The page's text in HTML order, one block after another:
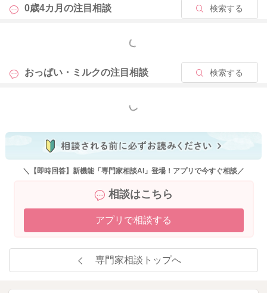
0歳4カ月の注目相談 検索する
もっと見る
おっぱい・ミルクの注目相談 検索する
もっと見る
＼【即時回答】新機能「専門家相談AI」登場！アプリで今すぐ相談／
相談はこちら
アプリで相談する
専門家相談トップへ